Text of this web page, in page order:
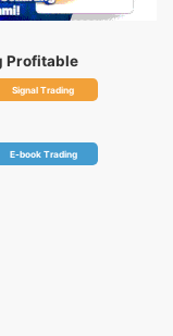
Profitable
Signal Trading
E-book Trading